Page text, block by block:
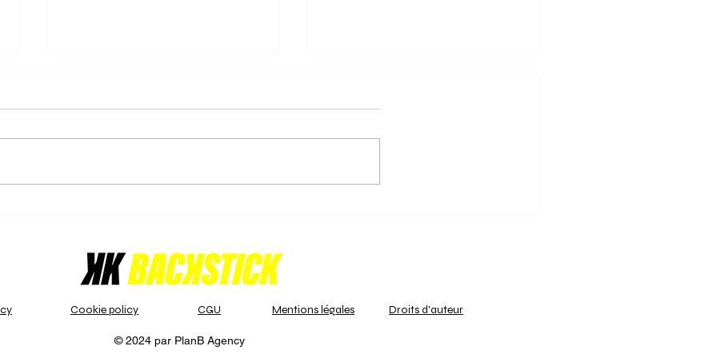
Naarmate deze serie wedstrijden
- VHL 1 - C. Bij het ochtendgloren
Cookie policy CGU Mentions légales Droits d'auteur
© 2024 par PlanB Agency